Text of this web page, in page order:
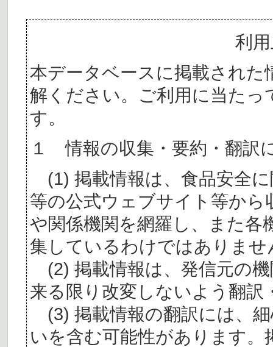
利
本データベースに掲載された
解ください。ご利用に当た
す。
１ 情報の収集・要約・翻訳
(1) 掲載情報は、食品安全
等の公式ウェブサイト等か
や関係機関を網羅し、また各
集しているわけではありませ
(2) 掲載情報は、発信元の
来る限り改変しないよう翻訳
(3) 掲載情報の翻訳には、
いを含む可能性があります。